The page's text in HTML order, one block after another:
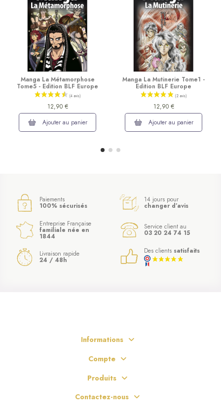
Manga La Métamorphose
Tome5 - Edition BLF Europe
12,90 €
Ajouter au panier
Manga La Mutinerie Tome1 -
Edition BLF Europe
12,90 €
Ajouter au panier
Paiements
100% sécurisés
14 jours pour
changer d’avis
Entreprise Française
familiale née en
1844
Service client au
03 20 24 74 15
Livraison rapide
24 / 48h
Des clients satisfaits
Informations
Compte
Produits
Contactez-nous